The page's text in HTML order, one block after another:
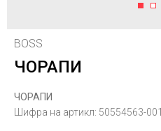
1 2
BOSS
ЧОРАПИ
ЧОРАПИ
Шифра на артикл: 50554563-001